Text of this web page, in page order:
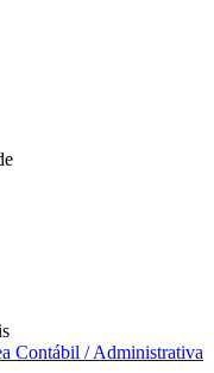
Contábil / Administrativa